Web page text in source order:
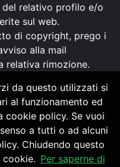
relativo profilo e/o
sul web.
di copyright, prego i
alla mail
relativa rimozione.
di Calcioline.com non
riprodotti, senza
n.29 del 2001.
da questo utilizzati si
al funzionamento ed
cookie policy. Se vuoi
a tutti o ad alcuni
Chiudendo questo
cookie. Per saperne di